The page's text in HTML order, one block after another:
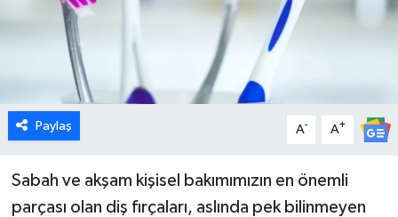
Paylaş A- A+
Sabah ve akşam kişisel bakımımızın en önemli
parçası olan diş fırçaları, aslında pek bilinmeyen
Gediz
Genel
Gündem
Hisarcık